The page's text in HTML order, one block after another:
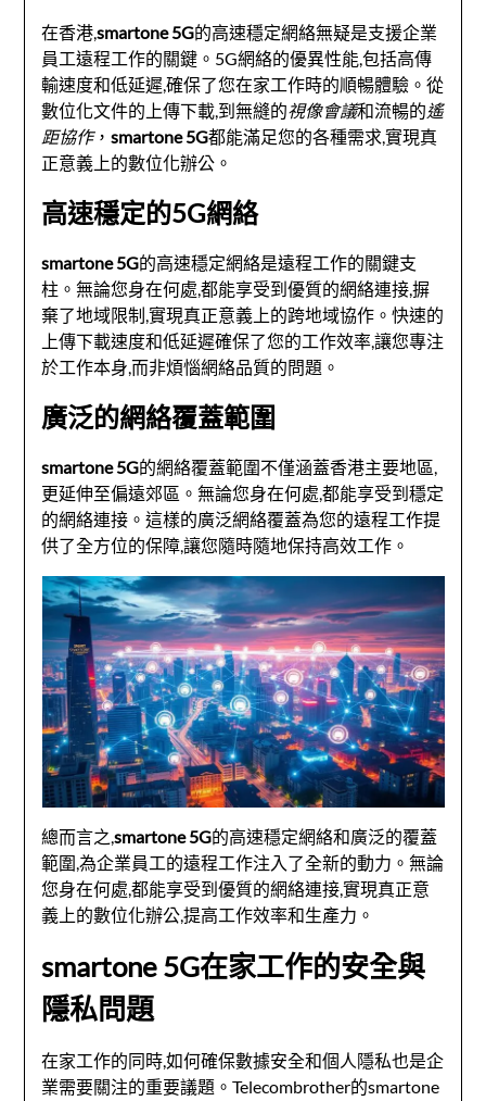
在香港,smartone 5G的高速穩定網絡無疑是支援企業
員工遠程工作的關鍵。5G網絡的優異性能,包括高傳
輸速度和低延遲,確保了您在家工作時的順暢體驗。從
數位化文件的上傳下載,到無縫的視像會議和流暢的遙
距協作，smartone 5G都能滿足您的各種需求,實現真
正意義上的數位化辦公。
高速穩定的5G網絡
smartone 5G的高速穩定網絡是遠程工作的關鍵支
柱。無論您身在何處,都能享受到優質的網絡連接,摒
棄了地域限制,實現真正意義上的跨地域協作。快速的
上傳下載速度和低延遲確保了您的工作效率,讓您專注
於工作本身,而非煩惱網絡品質的問題。
廣泛的網絡覆蓋範圍
smartone 5G的網絡覆蓋範圍不僅涵蓋香港主要地區,
更延伸至偏遠郊區。無論您身在何處,都能享受到穩定
的網絡連接。這樣的廣泛網絡覆蓋為您的遠程工作提
供了全方位的保障,讓您隨時隨地保持高效工作。
總而言之,smartone 5G的高速穩定網絡和廣泛的覆蓋
範圍,為企業員工的遠程工作注入了全新的動力。無論
您身在何處,都能享受到優質的網絡連接,實現真正意
義上的數位化辦公,提高工作效率和生產力。
smartone 5G在家工作的安全與
隱私問題
在家工作的同時,如何確保數據安全和個人隱私也是企
業需要關注的重要議題。Telecombrother的smartone